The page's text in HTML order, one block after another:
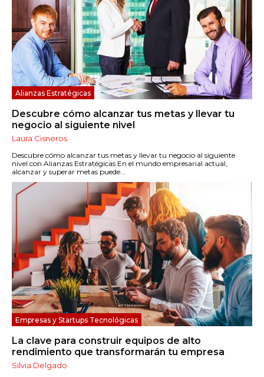
Alianzas Estratégicas
Descubre cómo alcanzar tus metas y llevar tu
negocio al siguiente nivel
Laura Cisneros
Descubre cómo alcanzar tus metas y llevar tu negocio al siguiente
nivel con Alianzas Estratégicas En el mundo empresarial actual,
alcanzar y superar metas puede...
Empresas y Startups Tecnológicas
La clave para construir equipos de alto
rendimiento que transformarán tu empresa
Silvia Delgado